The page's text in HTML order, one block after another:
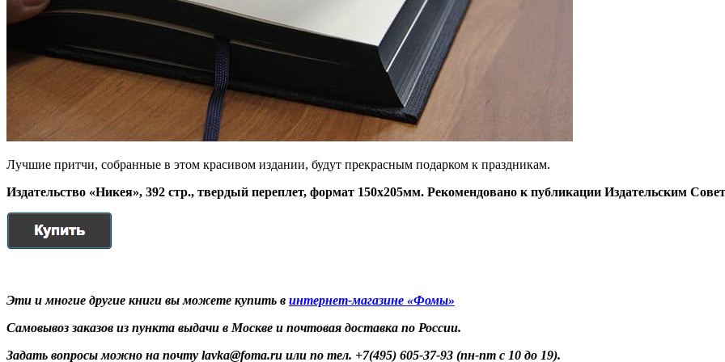
Лучшие притчи, собранные в этом красивом издании, будут прекрасным подарком к праздникам.
Издательство «Никея», 392 стр., твердый переплет, формат 150х205мм. Рекомендовано к публикации Издательским
Эти и многие другие книги вы можете купить в интернет-магазине «Фомы»
Самовывоз заказов из пункта выдачи в Москве и почтовая доставка по России.
Задать вопросы можно на почту lavka@foma.ru или по тел. +7(495) 605-37-93 (пн-пт с 10 до 19).